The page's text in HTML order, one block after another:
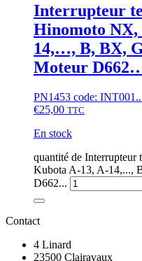
Interrupteur
Hinomoto
14,…, B, BX,
Moteur
PN1453 code:
€25,00 TTC
En stock
quantité de
Kubota A-13, A-14,...,
D662...
Contact
4 Linard
23500 Clairavaux